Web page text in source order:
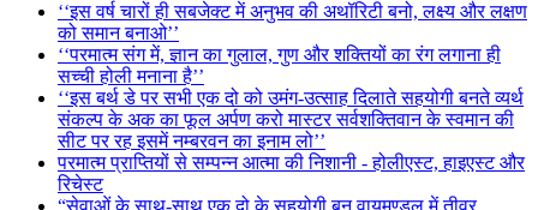
‘‘इस वर्ष चारों ही सबजेक्ट में अनुभव की अथॉरिटी बनो, लक्ष्य और लक्षण
को समान बनाओ’’
‘‘परमात्म संग में, ज्ञान का गुलाल, गुण और शक्तियों का रंग लगाना ही
सच्ची होली मनाना है’’
‘‘इस बर्थ डे पर सभी एक दो को उमंग-उत्साह दिलाते सहयोगी बनते व्यर्थ
संकल्प के अक का फूल अर्पण करो मास्टर सर्वशक्तिवान के स्वमान की
सीट पर रह इसमें नम्बरवन का इनाम लो’’
परमात्म प्राप्तियों से सम्पन्न आत्मा की निशानी - होलीएस्ट, हाइएस्ट और
रिचेस्ट